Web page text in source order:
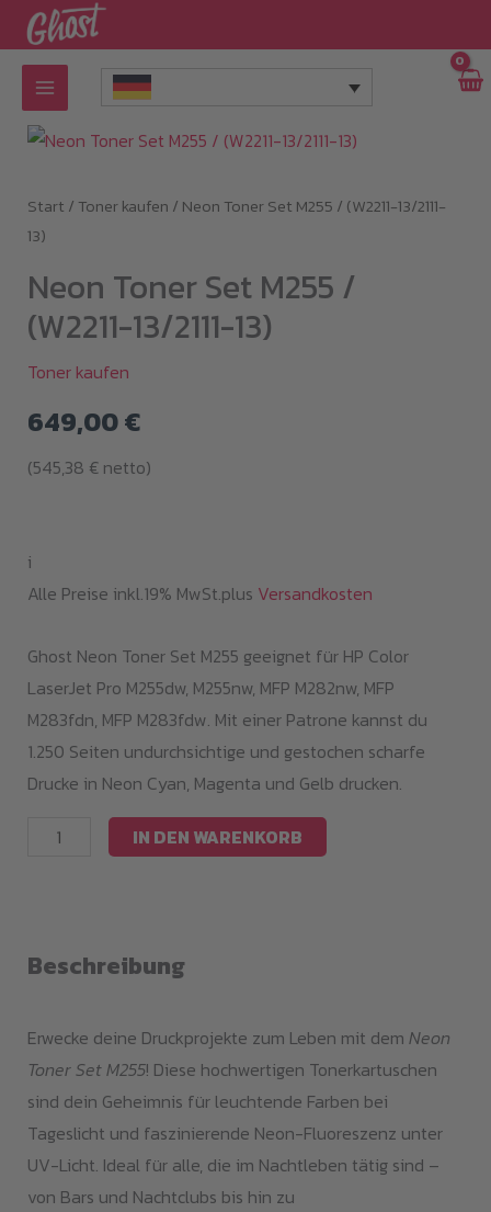
Zum
Inhalt
springen
Start / Toner kaufen / Neon Toner Set M255 / (W2211-13/2111-
13)
Neon Toner Set M255 /
(W2211-13/2111-13)
Toner kaufen
649,00€
(545,38 €netto)
i
Alle Preise inkl.19% MwSt.plus Versandkosten
Ghost Neon Toner Set M255 geeignet für HP Color
LaserJet Pro M255dw, M255nw, MFP M282nw, MFP
M283fdn, MFP M283fdw. Mit einer Patrone kannst du
1.250 Seiten undurchsichtige und gestochen scharfe
Drucke in Neon Cyan, Magenta und Gelb drucken.
Neon
/
IN DEN WARENKORB
Beschreibung
Erwecke deine Druckprojekte zum Leben mit dem Neon
Toner Set M255! Diese hochwertigen Tonerkartuschen
sind dein Geheimnis für leuchtende Farben bei
Tageslicht und faszinierende Neon-Fluoreszenz unter
UV-Licht. Ideal für alle, die im Nachtleben tätig sind –
von Bars und Nachtclubs bis hin zu